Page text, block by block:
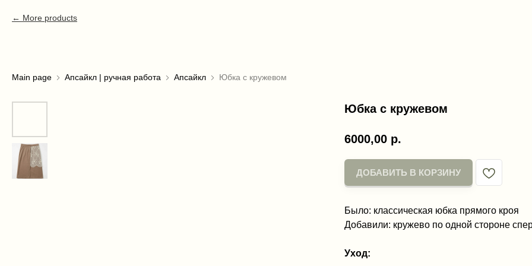
More products
Main page Апсайкл | ручная работа Апсайкл Юбка с кружевом
Юбка с кружевом
6000,00 р.
ДОБАВИТЬ В КОРЗИНУ
Было: классическая юбка прямого кроя
Добавили: кружево по одной стороне
Уход: